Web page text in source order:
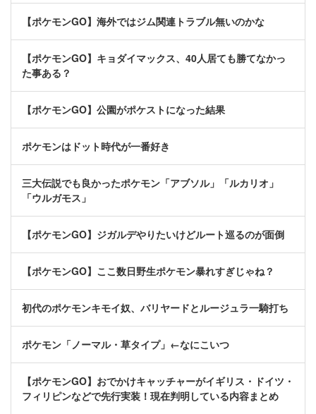
【ポケモンGO】海外ではジム関連トラブル無いのかな
【ポケモンGO】キョダイマックス、40人居ても勝てなかっ
た事ある？
【ポケモンGO】公園がポケストになった結果
ポケモンはドット時代が一番好き
三大伝説でも良かったポケモン「アブソル」「ルカリオ」
「ウルガモス」
【ポケモンGO】ジガルデやりたいけどルート巡るのが面倒
【ポケモンGO】ここ数日野生ポケモン暴れすぎじゃね？
初代のポケモンキモイ奴、バリヤードとルージュラ一騎打ち
ポケモン「ノーマル・草タイプ」←なにこいつ
【ポケモンGO】おでかけキャッチャーがイギリス・ドイツ・
フィリピンなどで先行実装！現在判明している内容まとめ